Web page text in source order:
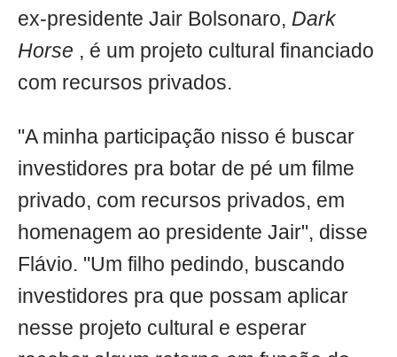
ex-presidente Jair Bolsonaro, Dark
Horse , é um projeto cultural financiado
com recursos privados.
"A minha participação nisso é buscar
investidores pra botar de pé um filme
privado, com recursos privados, em
homenagem ao presidente Jair", disse
Flávio. "Um filho pedindo, buscando
investidores pra que possam aplicar
nesse projeto cultural e esperar